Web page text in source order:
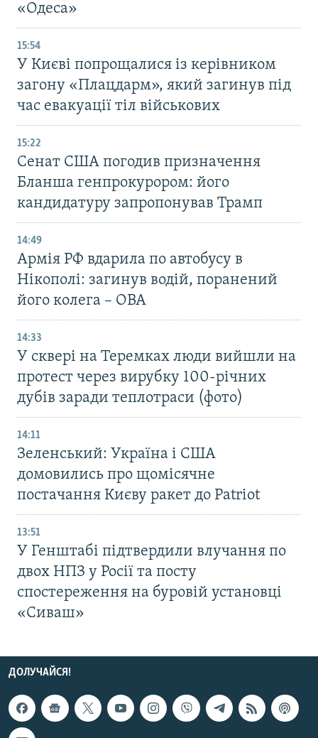
«Одеса»
15:54
У Києві попрощалися із керівником
загону «Плацдарм», який загинув під
час евакуації тіл військових
15:22
Сенат США погодив призначення
Бланша генпрокурором: його
кандидатуру запропонував Трамп
14:49
Армія РФ вдарила по автобусу в
Нікополі: загинув водій, поранений
його колега – ОВА
14:33
У сквері на Теремках люди вийшли на
протест через вирубку 100-річних
дубів заради теплотраси (фото)
14:11
Зеленський: Україна і США
домовились про щомісячне
постачання Києву ракет до Patriot
13:51
У Генштабі підтвердили влучання по
двох НПЗ у Росії та посту
спостереження на буровій установці
«Сиваш»
ДОЛУЧАЙСЯ!